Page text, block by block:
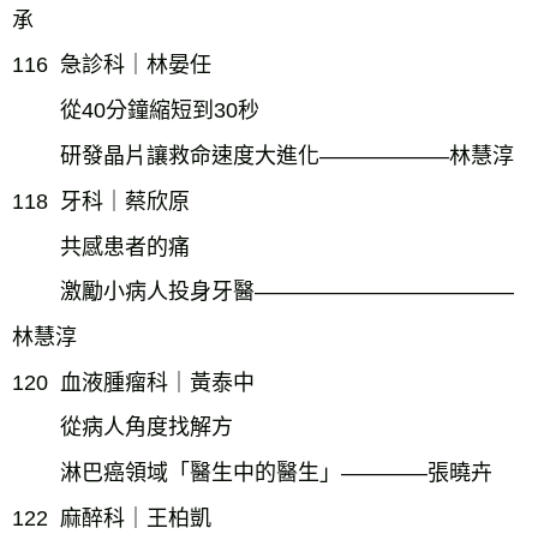
承
116 急診科｜林晏任
從40分鐘縮短到30秒
研發晶片讓救命速度大進化――――――林慧淳
118 牙科｜蔡欣原
共感患者的痛
激勵小病人投身牙醫――――――――――――
林慧淳
120 血液腫瘤科｜黃泰中
從病人角度找解方
淋巴癌領域「醫生中的醫生」――――張曉卉
122 麻醉科｜王柏凱